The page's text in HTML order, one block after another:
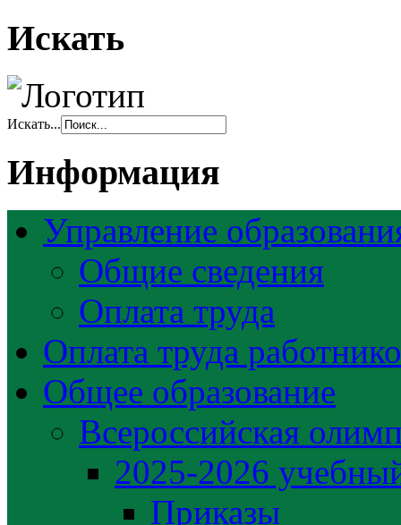
Искать
Искать...
Информация
Управление
Общие сведения
Оплата труда
Оплата труда
Общее образование
Всероссийская
2025-2026
Приказы